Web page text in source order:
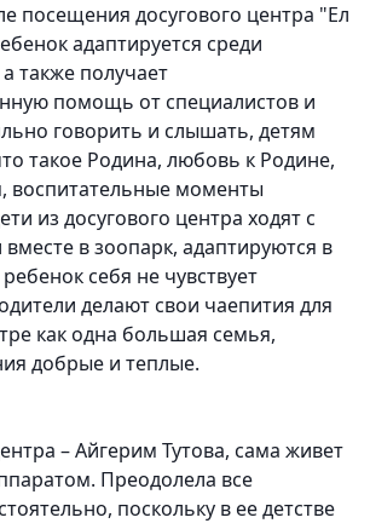
посещения досугового центра "Ел
адаптируется среди
также получает
помощь от специалистов и
говорить и слышать, детям
такое Родина, любовь к Родине,
воспитательные моменты
из досугового центра ходят с
в зоопарк, адаптируются в
себя не чувствует
делают свои чаепития для
как одна большая семья,
добрые и теплые.
– Айгерим Тутова, сама живет
Преодолела все
поскольку в ее детстве